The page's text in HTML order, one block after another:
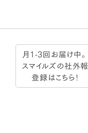
月1-3回お届け中。
スマイルズの社外報
登録はこちら！